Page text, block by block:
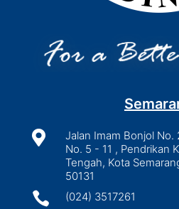

Jalan Imam Bonjol No.
No. 5 - 11 , Pendrikan
Tengah, Kota
50131
 (024) 3517261